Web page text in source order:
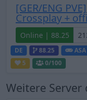
[GER/ENG
Crossplay +
Online | 88.25
DE 88.25 ASA
5
0/100
Weitere Server